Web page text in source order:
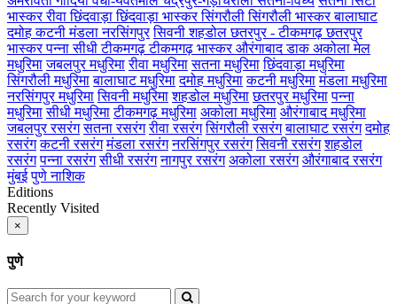
भास्कररीवाछिंदवाड़ाछिंदवाड़ा भास्करसिंगरौलीसिंगरौली भास्करबालाघाट
दमोहकटनीमंडलानरसिंगपुर सिवनीशहडोलछतरपुर - टीकमगढ़छतरपुर
भास्करपन्नासीधीटीकमगढ़टीकमगढ़ भास्करऔरंगाबाद डाकअकोला मेल
मधुरिमा जबलपुर मधुरिमा रीवा मधुरिमा सतना मधुरिमा छिंदवाड़ा मधुरिमा
सिंगरौली मधुरिमा बालाघाट मधुरिमा दमोह मधुरिमा कटनी मधुरिमा मंडला मधुरिमा
नरसिंगपुर मधुरिमा सिवनी मधुरिमा शहडोल मधुरिमा छतरपुर मधुरिमा पन्ना
मधुरिमा सीधी मधुरिमा टीकमगढ़ मधुरिमा अकोला मधुरिमा औरंगाबाद मधुरिमा
जबलपुर रसरंग सतना रसरंग रीवा रसरंग सिंगरौली रसरंग बालाघाट रसरंग दमोह
रसरंग कटनी रसरंग मंडला रसरंग नरसिंगपुर रसरंग सिवनी रसरंग शहडोल
रसरंग पन्ना रसरंग सीधी रसरंग नागपुर रसरंग अकोला रसरंग औरंगाबाद रसरंग
मुंबई पुणेनाशिक
Editions
Recently Visited
×
पुणे